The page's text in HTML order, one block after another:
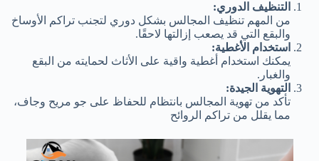
التنظيف الدوري:
من المهم تنظيف المجالس بشكل دوري لتجنب تراكم الأوساخ
والبقع التي قد يصعب إزالتها لاحقًا.
استخدام الأغطية:
يمكنك استخدام أغطية واقية على الأثاث لحمايته من البقع
والغبار.
التهوية الجيدة:
تأكد من تهوية المجالس بانتظام للحفاظ على جو مريح وجاف،
مما يقلل من تراكم الروائح